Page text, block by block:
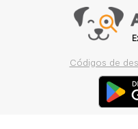
Códigos de